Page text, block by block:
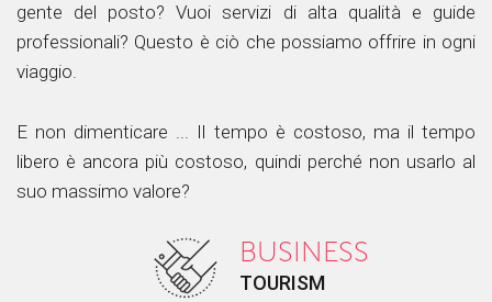
gente del posto? Vuoi servizi di alta qualità e guide
professionali? Questo è ciò che possiamo offrire in ogni
viaggio.
E non dimenticare ... Il tempo è costoso, ma il tempo
libero è ancora più costoso, quindi perché non usarlo al
suo massimo valore?
BUSINESS
TOURISM